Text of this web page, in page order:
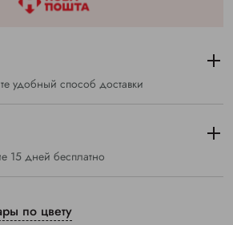
удобный способ доставки
15 дней бесплатно
по цвету